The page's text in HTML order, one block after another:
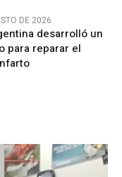
DE 2026
desarrolló un
para reparar el